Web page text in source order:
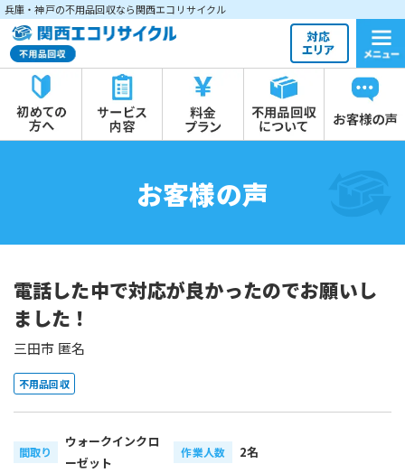
兵庫・神戸の不用品回収なら関西エコリサイクル
お客様の声
電話した中で対応が良かったのでお願いし
ました！
三田市 匿名
不用品回収
間取り
ウォークインクロ
ーゼット
作業人数 2名